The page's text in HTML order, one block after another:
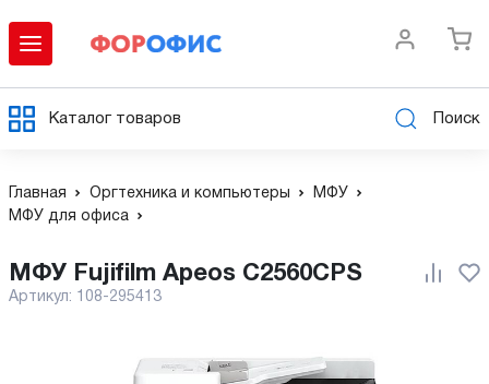
Каталог товаров Поиск
Главная Оргтехника и компьютеры
МФУ
МФУ для офиса
МФУ Fujifilm Apeos C2560CPS
Артикул: 108-295413